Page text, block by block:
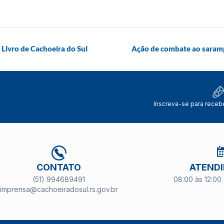
de Cachoeira do Sul Ação de combate ao
Inscreva-se para
CONTATO
(51) 994689491
imprensa@cachoeiradosul.rs.gov.br
08:00 às 12:00